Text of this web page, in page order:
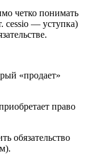
четко понимать
cessio — уступка)
«продает»
право
обязательство